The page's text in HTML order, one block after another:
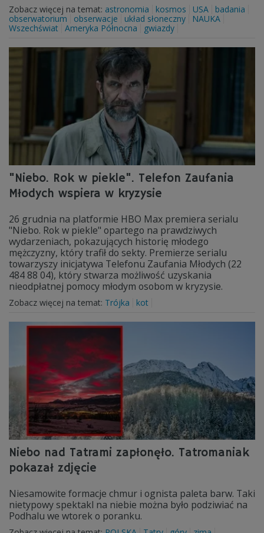
Zobacz więcej na temat: astronomia kosmos USA
badania
obserwatorium
obserwacje układ słoneczny
NAUKA
Wszechświat Ameryka Północna gwiazdy
"Niebo. Rok w piekle". Telefon Zaufania
Młodych wspiera w kryzysie
26 grudnia na platformie HBO Max premiera serialu
"Niebo. Rok w piekle" opartego na prawdziwych
wydarzeniach, pokazujących historię młodego
mężczyzny, który trafił do sekty. Premierze serialu
towarzyszy inicjatywa Telefonu Zaufania Młodych (22
484 88 04), który stwarza możliwość uzyskania
nieodpłatnej pomocy młodym osobom w kryzysie.
Zobacz więcej na temat: Trójka kot
Niebo nad Tatrami zapłonęło. Tatromaniak
pokazał zdjęcie
Niesamowite formacje chmur i ognista paleta barw. Taki
nietypowy spektakl na niebie można było podziwiać na
Podhalu we wtorek o poranku.